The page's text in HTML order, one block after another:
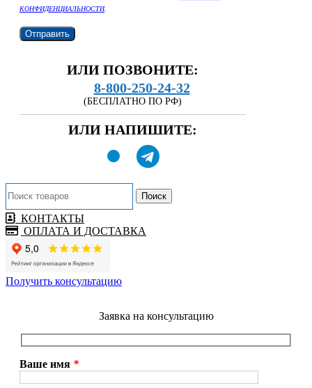
КОНФИДЕНЦИАЛЬНОСТИ.
ИЛИ ПОЗВОНИТЕ:
8-800-250-24-32
(БЕСПЛАТНО ПО РФ)
ИЛИ НАПИШИТЕ:
Поиск
КОНТАКТЫ
ОПЛАТА И ДОСТАВКА
Получить консультацию
Заявка на консультацию
Ваше имя *